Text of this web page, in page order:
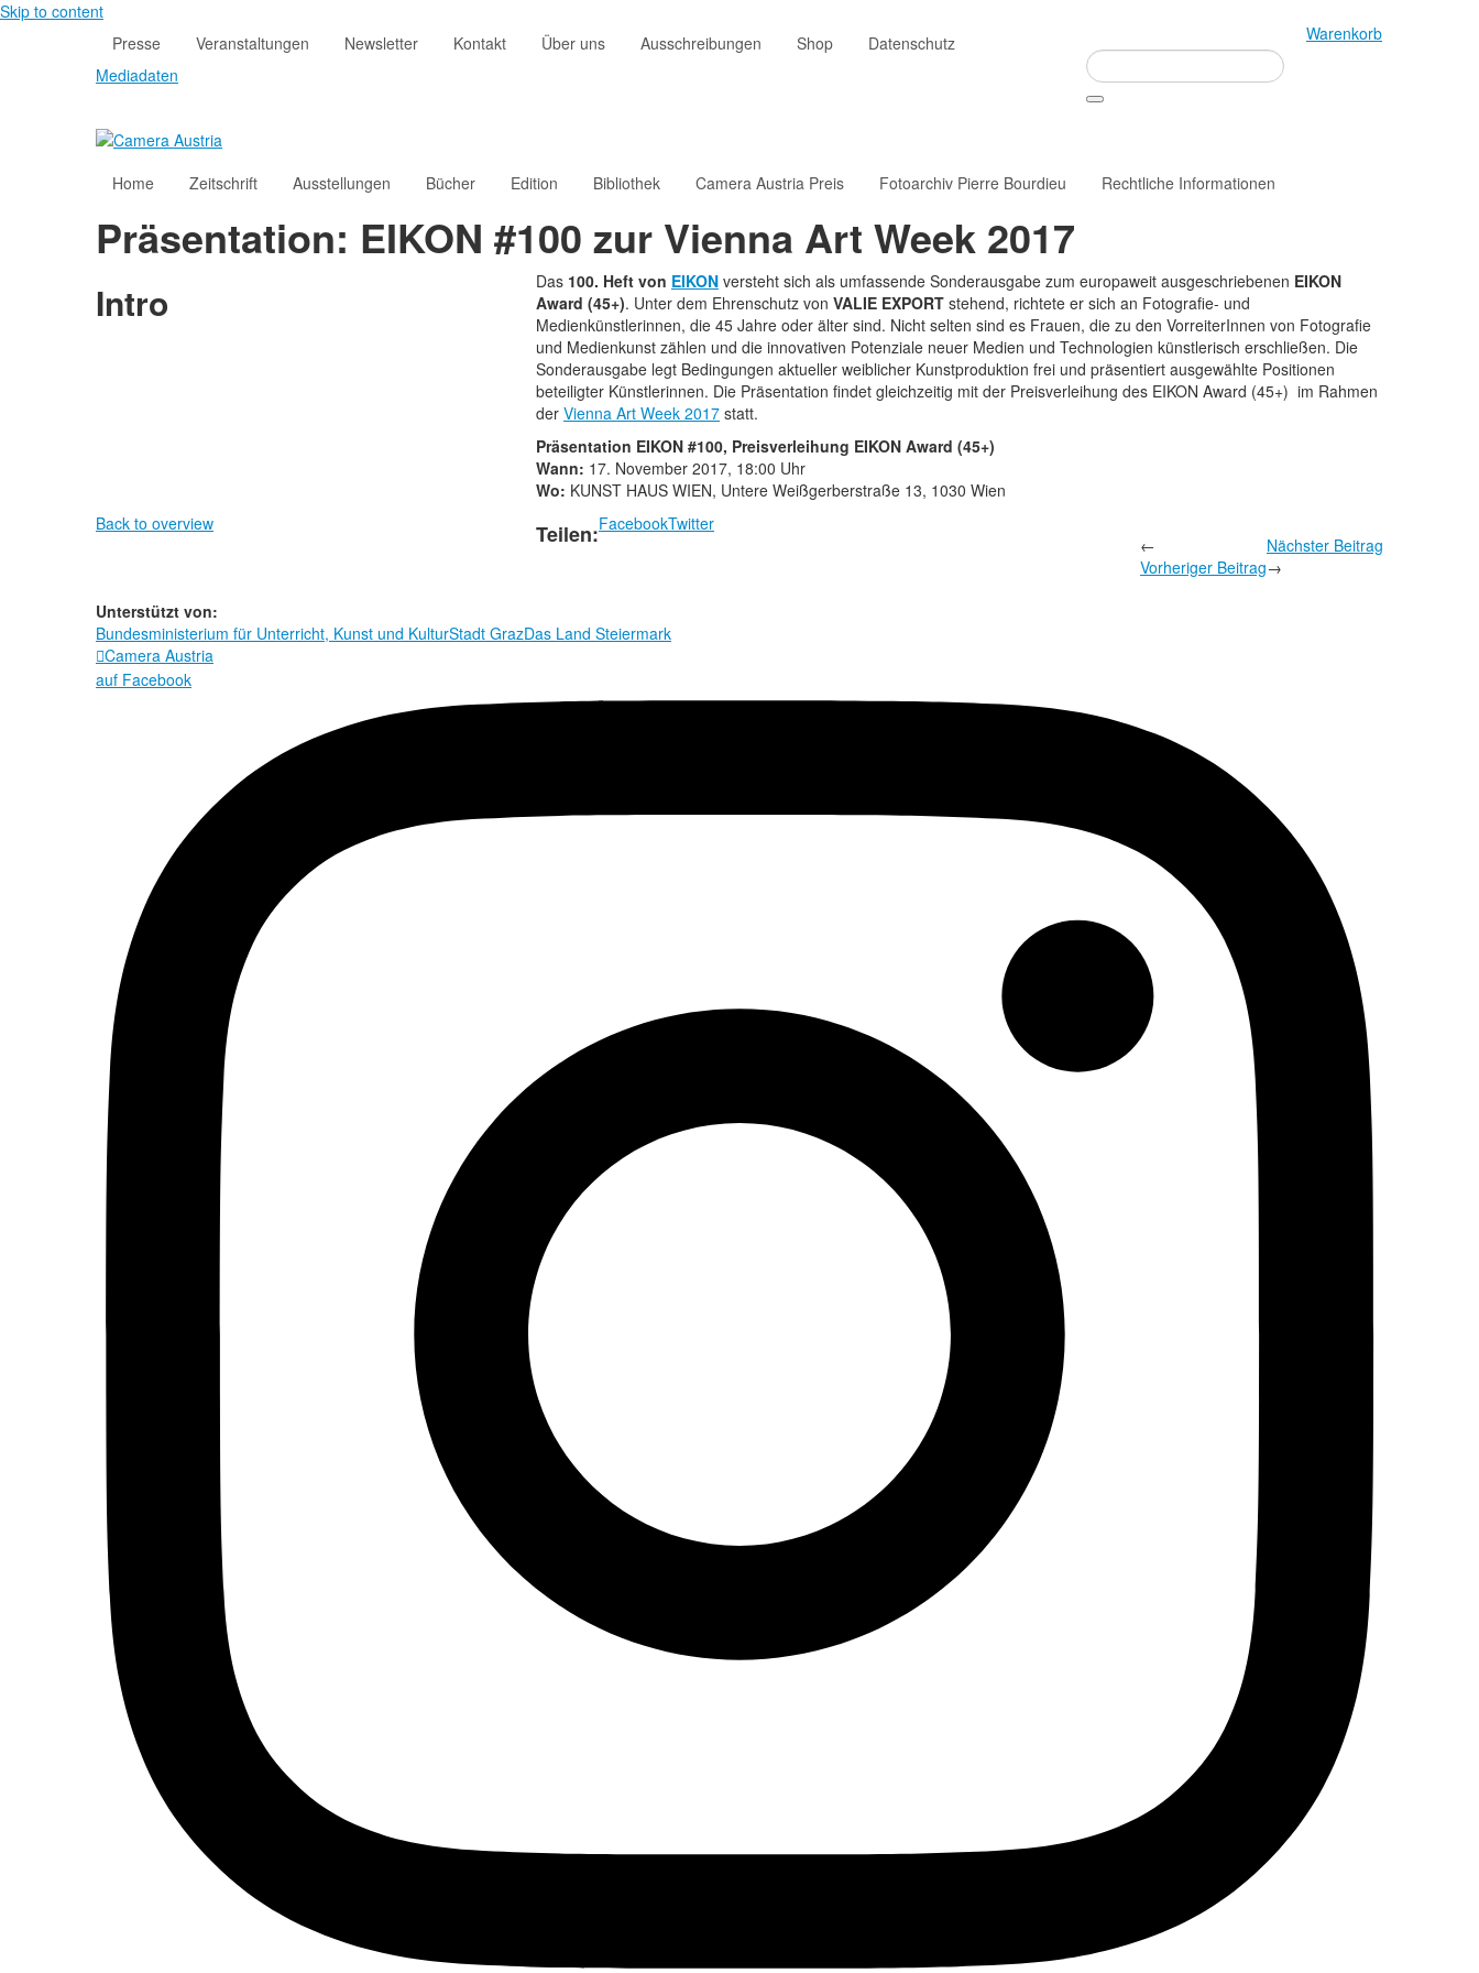
Skip to content
Presse
Veranstaltungen Newsletter Kontakt Über uns Ausschreibungen Shop
Datenschutz
Mediadaten
Warenkorb
Home Zeitschrift Ausstellungen Bücher Edition Bibliothek Camera Austria Preis Fotoarchiv Pierre Bourdieu Rechtliche Informationen
Präsentation: EIKON #100 zur Vienna Art Week 2017
Intro Das 100. Heft von EIKON versteht sich als umfassende Sonderausgabe zum europaweit ausgeschriebenen EIKON
Award (45+). Unter dem Ehrenschutz von VALIE EXPORT stehend, richtete er sich an Fotografie- und
Medienkünstlerinnen, die 45 Jahre oder älter sind. Nicht selten sind es Frauen, die zu den VorreiterInnen von Fotografie
und Medienkunst zählen und die innovativen Potenziale neuer Medien und Technologien künstlerisch erschließen. Die
Sonderausgabe legt Bedingungen aktueller weiblicher Kunstproduktion frei und präsentiert ausgewählte Positionen
beteiligter Künstlerinnen. Die Präsentation findet gleichzeitig mit der Preisverleihung des EIKON Award (45+) im Rahmen
der Vienna Art Week 2017 statt.
Präsentation EIKON #100, Preisverleihung EIKON Award (45+)
Wann: 17. November 2017, 18:00 Uhr
Wo: KUNST HAUS WIEN, Untere Weißgerberstraße 13, 1030 Wien
Back to overview
Teilen:FacebookTwitter
←
Vorheriger Beitrag
Nächster Beitrag
→
Unterstützt von:
Bundesministerium für Unterricht, Kunst und KulturStadt GrazDas Land Steiermark
Camera Austria
auf Facebook